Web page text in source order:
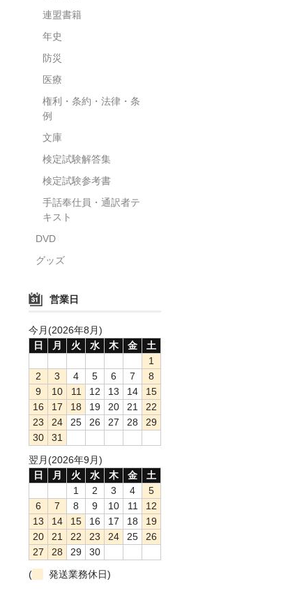
連盟書籍
年史
防災
医療
権利・条約・法律・条
例
文庫
検定試験解答集
検定試験参考書
手話奉仕員・通訳者テ
キスト
DVD
グッズ
営業日
今月(2026年8月)
日
月 火 水 木 金
土
1
2
3 4 5 6 7
8
9
10 11 12 13 14
15
16
17 18 19 20 21
22
23
24 25 26 27 28
29
30
31
翌月(2026年9月)
日
月 火 水 木 金
土
1
2 3 4
5
6
7 8 9 10 11
12
13
14 15 16 17 18
19
20
21 22 23 24 25
26
27
28 29
30
(
発送業務休日)